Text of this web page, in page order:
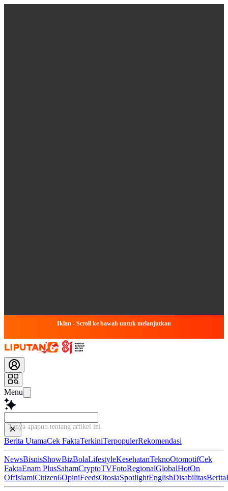
Iklan - Scroll ke bawah untuk melanjutkan
Menu
Tanya apapun tentang artikel ini...
Berita UtamaCek FaktaTerkiniTerpopulerRekomendasi
NewsBisnisShowBizBolaLifestyleKesehatanTeknoOtomotifCek
FaktaEnam PlusSahamCryptoTVFotoRegionalGlobalHotOn
OffIslamiCitizen6OpiniFeedsOtosiaSpotlightEnglishDisabilitasBerita